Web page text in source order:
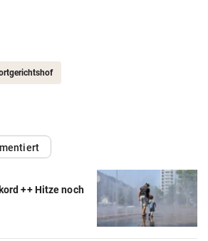
++ Hitze noch